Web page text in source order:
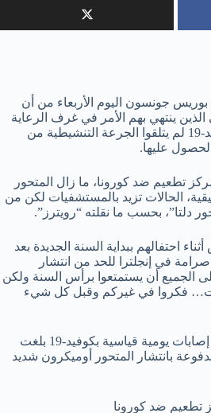
بوريس جونسون اليوم الأربعاء من أن
ينتهي بهم الأمر في غرف الرعاية
المركزة بسبب الإصابة بكوفيد-19 لم يتلقوا الجرعة التنشيطية من
عليها.
تطعيم ضد كورونا، ما زال المتحور
الحالات تزيد بالمستشفيات لكن من
دلتا”، بحسب ما نقلته “رويترز”.
احتفالهم ببداية السنة الجديدة بعد
في إنجلترا للحد من انتشار
الجميع أن يستمتعوا برأس السنة ولكن
فكروا في غيركم وقبل كل شيء
يذكر أن بريطانيا تسجل حاليا إصابات يومية قياسية بكوفيد-19 بلغت
مدفوعة بانتشار المتحور أوميكرون شديد